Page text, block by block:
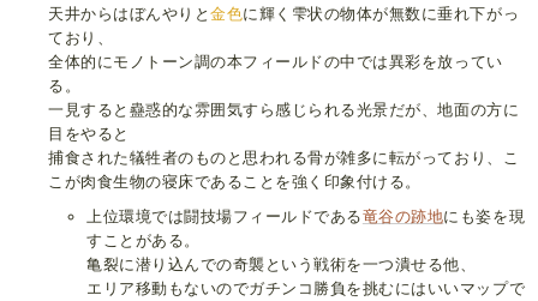
天井からはぼんやりと金色に輝く雫状の物体が無数に垂れ下がっ
ており、
全体的にモノトーン調の本フィールドの中では異彩を放ってい
る。
一見すると蠱惑的な雰囲気すら感じられる光景だが、地面の方に
目をやると
捕食された犠牲者のものと思われる骨が雑多に転がっており、こ
こが肉食生物の寝床であることを強く印象付ける。
上位環境では闘技場フィールドである竜谷の跡地にも姿を現
すことがある。
亀裂に潜り込んでの奇襲という戦術を一つ潰せる他、
エリア移動もないのでガチンコ勝負を挑むにはいいマップで